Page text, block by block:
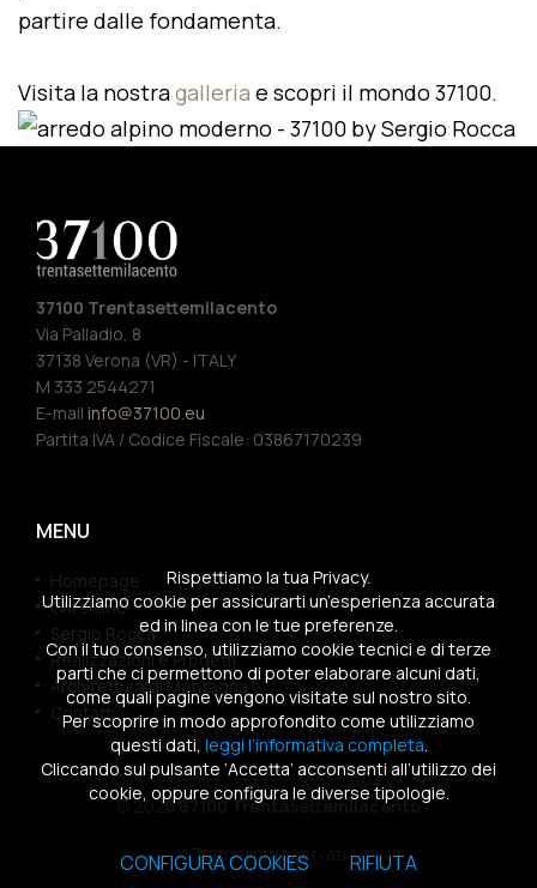
partire dalle fondamenta.
Visita la nostragalleria e scopri il mondo 37100.
37100 Trentasettemilacento
Via Palladio, 8
37138 Verona (VR) - ITALY
M 333 2544271
E-mail info@37100.eu
Partita IVA / Codice Fiscale: 03867170239
MENU
Homepage
Chi siamo
Sergio Rocca
Realizzazioni e Progetti
Architettura di Montagna
Contatti
© 202637100 Trentasettemilacento
Tutti i diritti riservati
Rispettiamo la tua Privacy.
Utilizziamo cookie per assicurarti un’esperienza accurata
ed in linea con le tue preferenze.
Con il tuo consenso, utilizziamo cookie tecnici e di terze
parti che ci permettono di poter elaborare alcuni dati,
come quali pagine vengono visitate sul nostro sito.
Per scoprire in modo approfondito come utilizziamo
questi dati, leggi l’informativa completa.
Cliccando sul pulsante ‘Accetta’ acconsenti all’utilizzo dei
cookie, oppure configura le diverse tipologie.
CONFIGURA COOKIES RIFIUTA